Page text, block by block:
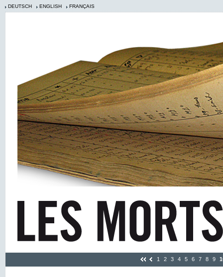
DEUTSCH ENGLISH FRANÇAIS
1 2 3 4 5 6 7 8 9